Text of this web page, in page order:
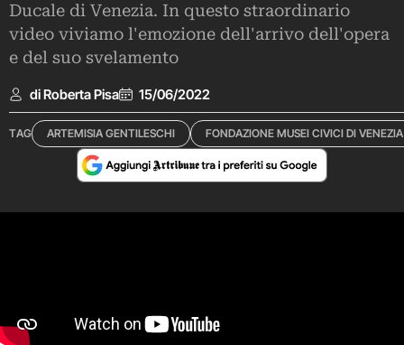
Ducale di Venezia. In questo straordinario
video viviamo l'emozione dell'arrivo dell'opera
e del suo svelamento
di Roberta Pisa 15/06/2022
TAG ARTEMISIA GENTILESCHI FONDAZIONE MUSEI CIVICI DI VENEZIA